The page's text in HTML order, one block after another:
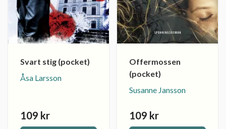
Svart stig (pocket)
Åsa Larsson
109 kr
Offermossen
(pocket)
Susanne Jansson
109 kr